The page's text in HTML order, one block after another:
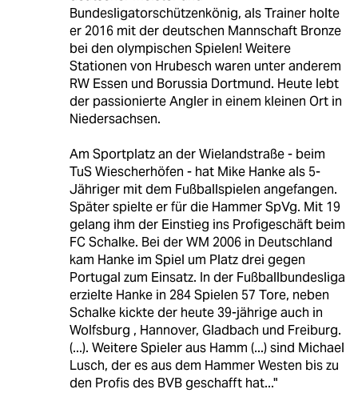
Bundesligatorschützenkönig, als Trainer holte
er 2016 mit der deutschen Mannschaft Bronze
bei den olympischen Spielen! Weitere
Stationen von Hrubesch waren unter anderem
RW Essen und Borussia Dortmund. Heute lebt
der passionierte Angler in einem kleinen Ort in
Niedersachsen.
Am Sportplatz an der Wielandstraße - beim
TuS Wiescherhöfen - hat Mike Hanke als 5-
Jähriger mit dem Fußballspielen angefangen.
Später spielte er für die Hammer SpVg. Mit 19
gelang ihm der Einstieg ins Profigeschäft beim
FC Schalke. Bei der WM 2006 in Deutschland
kam Hanke im Spiel um Platz drei gegen
Portugal zum Einsatz. In der Fußballbundesliga
erzielte Hanke in 284 Spielen 57 Tore, neben
Schalke kickte der heute 39-jährige auch in
Wolfsburg , Hannover, Gladbach und Freiburg.
(...). Weitere Spieler aus Hamm (...) sind Michael
Lusch, der es aus dem Hammer Westen bis zu
den Profis des BVB geschafft hat..."